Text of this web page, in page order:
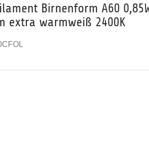
Birnenform A60
extra warmweiß 2400K